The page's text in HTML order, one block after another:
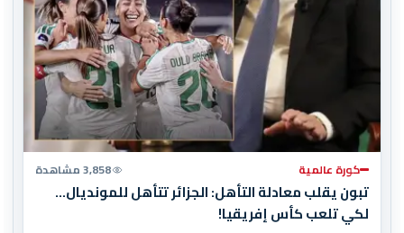
كورة عالمية 3,858 مشاهدة
تبون يقلب معادلة التأهل: الجزائر تتأهل للمونديال…
لكي تلعب كأس إفريقيا!